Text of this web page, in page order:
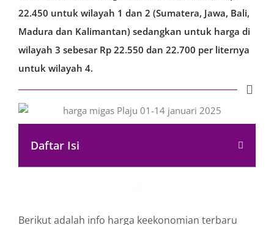
22.450 untuk wilayah 1 dan 2 (Sumatera, Jawa, Bali,
Madura dan Kalimantan) sedangkan untuk harga di
wilayah 3 sebesar Rp 22.550 dan 22.700 per liternya
untuk wilayah 4.
Daftar Isi
Berikut adalah info harga keekonomian terbaru